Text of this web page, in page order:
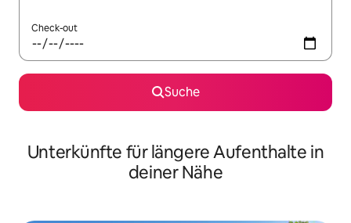
Check-out
Suche
Unterkünfte für längere Aufenthalte in
deiner Nähe